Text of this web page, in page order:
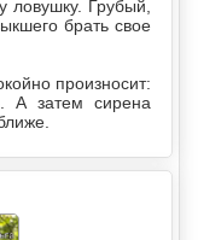
ловушку. Грубый,
брать свое
произносит:
А затем сирена